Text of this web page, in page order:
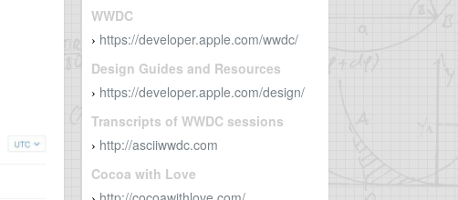
WWDC
› https://developer.apple.com/wwdc/
Design Guides and Resources
› https://developer.apple.com/design/
Transcripts of WWDC sessions
› http://asciiwwdc.com
Cocoa with Love